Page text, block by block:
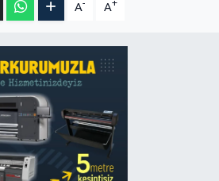
A- A+